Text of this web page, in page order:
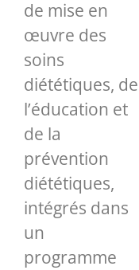
de mise en
œuvre des
soins
diététiques, de
l’éducation et
de la
prévention
diététiques,
intégrés dans
un
programme